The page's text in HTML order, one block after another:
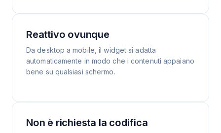
Reattivo ovunque
Da desktop a mobile, il widget si adatta
automaticamente in modo che i contenuti appaiano
bene su qualsiasi schermo.
Non è richiesta la codifica